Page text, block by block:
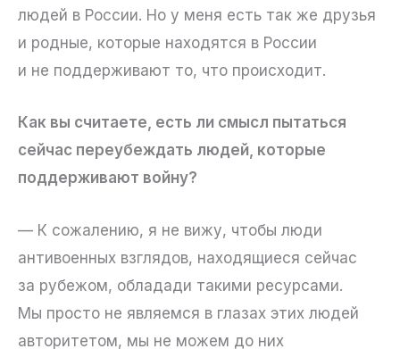
людей в России. Но у меня есть так же друзья
и родные, которые находятся в России
и не поддерживают то, что происходит.
Как вы считаете, есть ли смысл пытаться
сейчас переубеждать людей, которые
поддерживают войну?
— К сожалению, я не вижу, чтобы люди
антивоенных взглядов, находящиеся сейчас
за рубежом, обладади такими ресурсами.
Мы просто не являемся в глазах этих людей
авторитетом, мы не можем до них